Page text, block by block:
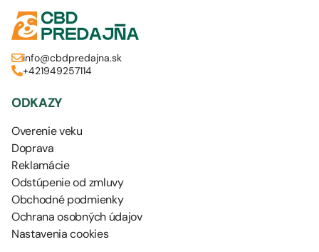
info@cbdpredajna.sk
+421949257114
ODKAZY
Overenie veku
Doprava
Reklamácie
Odstúpenie od zmluvy
Obchodné podmienky
Ochrana osobných údajov
Nastavenia cookies